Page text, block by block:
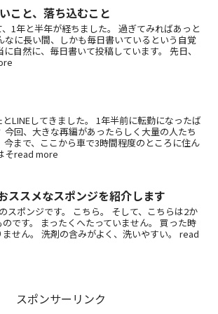
こと、落ち込むこと
1年と半年が経ちました。 過ぎてみればあっと
なに長い間、しかも毎日書いているという自覚
自然に、毎日書いて投稿しています。 先日、
LINEしてきました。 1年半前に転勤になったば
今回、大きな再編があったらしく大量の人たち
今まで、ここから車で3時間程度のところに住ん
そread more
ススメなスポンジを紹介します
スポンジです。 こちら。 そして、こちらは2か
です。 まったくへたっていません。 買った時
ません。 洗剤の含みがよく、洗いやすい。 read
スポンサーリンク